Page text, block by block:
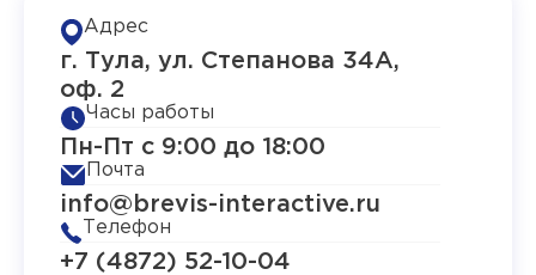
Адрес
г. Тула, ул. Степанова 34А,
оф. 2
Часы работы
Пн-Пт с 9:00 до 18:00
Почта
info@brevis-interactive.ru
Телефон
+7 (4872) 52-10-04